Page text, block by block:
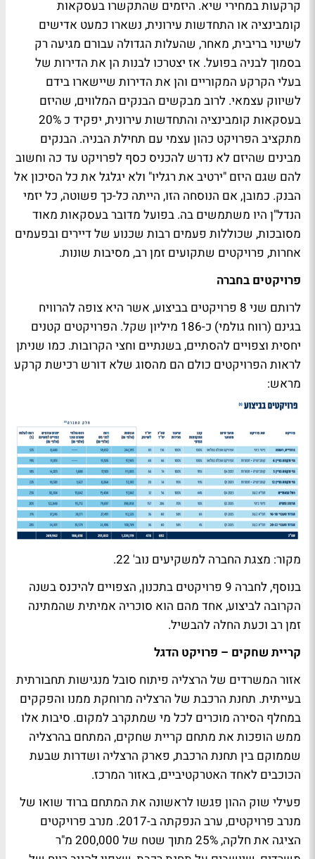
קרקעות במחירי שיא. היזמים שהתקשרו בעסקאות
קומבינציה או התחדשות עירונית, נשארו כמעט אדישים
לשינוי בריבית, מאחר, שהעלות הגדולה עבורם מגיעה רק
בסמוך לבניה בפועל. אז יצטרכו לבנות הן את הדירות של
בעלי הקרקע המקוריים והן את הדירות שיישארו בידם
לשיווק עצמאי. לרוב מבקשים הבנקים המלווים, שהיזם
בעסקאות קומבינציה והתחדשות עירונית, יפקיד כ 20%
מתקציב הפרויקט כהון עצמי עם תחילת הבניה. הבנקים
מבינים שהיזם לא נדרש להכניס כסף לפרויקט עד כה וחשוב
להם שגם היזם "ירטיב את רגליו" ולא יגלגל את כל הסיכון אל
הבנק. כמובן, אם הנוסחה הזו, הייתה כל-כך פשוטה, כל יזמי
הנדל"ן היו משתמשים בה. בפועל מדובר בעסקאות מאוד
מסובכות, שכוללות פעמים רבות שכנוע של דיירים ובפעמים
אחרות, פרויקטים שתקועים זמן רב, מסיבות שונות.
פרויקטים בחברה
לרותם שני 8 פרויקטים בביצוע, אשר היא צופה להרוויח
בגינם (רווח גולמי) כ-186 מיליון שקל. הפרויקטים קטנים
יחסית וצפויים להסתיים, בשנתיים וחצי הקרובות. כמו שניתן
לראות הפרויקטים כולם הם מהסוג שלא דורש רכישת קרקע
מראש:
מקור: מצגת החברה למשקיעים נוב' 22.
בנוסף, לחברה 9 פרויקטים בתכנון, הצפויים להיכנס בשנה
הקרובה לביצוע, אחד מהם הוא סוכריה אמיתית שהמתינה
זמן רב וכעת החלה להבשיל.
קריית שחקים – פרויקט הדגל
אזור המשרדים של הרצליה פיתוח סובל מנגישות תחבורתית
בעייתית. תחנת הרכבת של הרצליה מרוחקת ממנו והפקקים
במחלף הסירה מוכרים לכל מי שמתקרב למקום. סיבות אלו
ממש הופכות את מתחם קריית שחקים, המתחם בהרצליה
שממוקם בין תחנת הרכבת, פארק הרצליה ושדרות שבעת
הכוכבים לאחד האטרקטיביים, באזור המרכז.
פעילי שוק ההון פגשו לראשונה את המתחם ברוד שואו של
מנרב פרויקטים, ערב הנפקתה ב-2017. מנרב פרויקטים
הציגה את חלקה, 25% מתוך שטח של 200,000 מ"ר